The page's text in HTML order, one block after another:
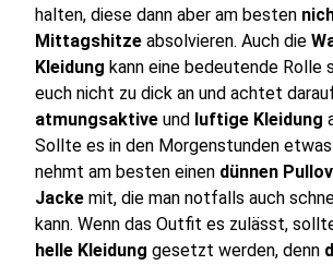
halten, diese dann aber am besten
Mittagshitze absolvieren. Auch die
Kleidung kann eine bedeutende Rolle
euch nicht zu dick an und achtet
atmungsaktive und luftige Kleidung
Sollte es in den Morgenstunden etwas
nehmt am besten einen dünnen
Jacke mit, die man notfalls auch
kann. Wenn das Outfit es zulässt,
helle Kleidung gesetzt werden, denn